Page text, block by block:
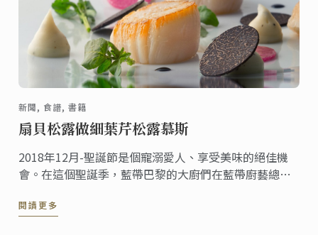
新聞, 食譜, 書籍
扇貝松露做細葉芹松露慕斯
2018年12月-聖誕節是個寵溺愛人、享受美味的絕佳機
會。在這個聖誕季，藍帶巴黎的大廚們在藍帶廚藝總監
被收錄在Ode to the truffle一書中。
閱讀更多